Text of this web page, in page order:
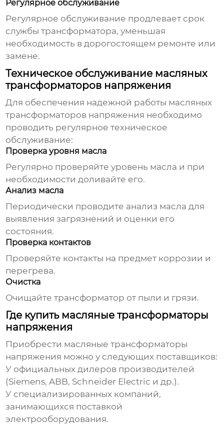
Регулярное обслуживание
Регулярное обслуживание продлевает срок
службы трансформатора, уменьшая
необходимость в дорогостоящем ремонте или
замене.
Техническое обслуживание масляных
трансформаторов напряжения
Для обеспечения надежной работы масляных
трансформаторов напряжения необходимо
проводить регулярное техническое
обслуживание:
Проверка уровня масла
Регулярно проверяйте уровень масла и при
необходимости доливайте его.
Анализ масла
Периодически проводите анализ масла для
выявления загрязнений и оценки его
состояния.
Проверка контактов
Проверяйте контакты на предмет коррозии и
перегрева.
Очистка
Очищайте трансформатор от пыли и грязи.
Где купить масляные трансформаторы
напряжения
Приобрести масляные трансформаторы
напряжения можно у следующих поставщиков:
У официальных дилеров производителей
(Siemens, ABB, Schneider Electric и др.).
У специализированных компаний,
занимающихся поставкой
электрооборудования.